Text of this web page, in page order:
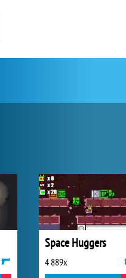
Space Huggers
4 889x